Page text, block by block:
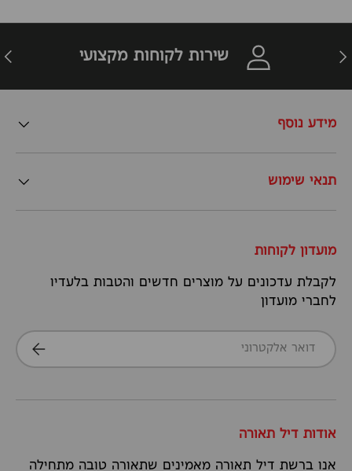
חזרה שירות לקוחות מקצועי
מידע נוסף
תנאי שימוש
מועדון לקוחות
לקבלת עדכונים על מוצרים חדשים והטבות בלעדיו
לחברי מועדון
דואר אלקטרוני
הרשמה
אודות דיל תאורה
אנו ברשת דיל תאורה מאמינים שתאורה טובה מתחילה